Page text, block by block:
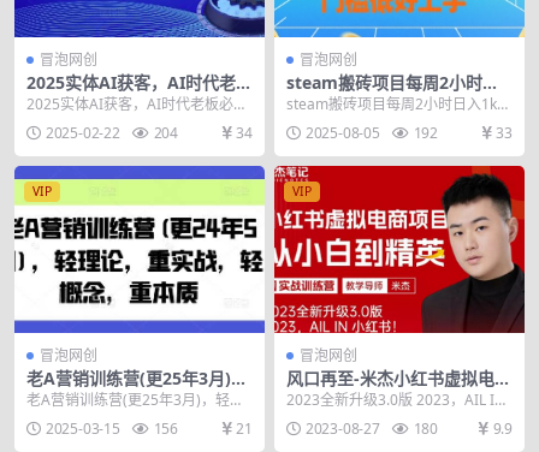
冒泡网创
2025实体AI获客，AI时代老板
必学的一堂课
2025实体AI获客，AI时代老板必学
的一堂课 课程内容： 001.1、课程
前言...2025-02-22 204 34
冒泡网创
steam搬砖项目每周2小时日
入1k+收益核心玩法，手把手
教你，门槛低好上手
steam搬砖项目每周2小时日入1k
+收益核心玩法，手把手教你，门槛
低好上手 项...
2025-08-05 192 33
VIP
冒泡网创
老A营销训练营(更25年3月)，
轻理论，重实战，轻概念，重
本质
老A营销训练营(更25年3月)，轻理
论，重实战，轻概念，重本质 课程
介绍： 课程...
2025-03-15 156 21
VIP
冒泡网创
风口再至-米杰小红书虚拟电商
项目3.0全网首发单号月收益过
万可批量！
2023全新升级3.0版 2023，AIL IN
小红书! 我们自营有30多个账号...
2023-08-27 180 9.9